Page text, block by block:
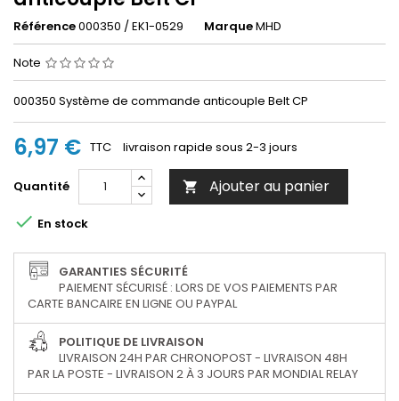
Référence000350 / EK1-0529 MarqueMHD
Note
000350 Système de commande anticouple Belt CP
6,97 € TTC livraison rapide sous 2-3 jours
Quantité  Ajouter au panier
 En stock
GARANTIES SÉCURITÉ
PAIEMENT SÉCURISÉ : LORS DE VOS PAIEMENTS PAR
CARTE BANCAIRE EN LIGNE OU PAYPAL
POLITIQUE DE LIVRAISON
LIVRAISON 24H PAR CHRONOPOST - LIVRAISON 48H
PAR LA POSTE - LIVRAISON 2 À 3 JOURS PAR MONDIAL RELAY